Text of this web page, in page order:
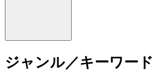
ジャンル／キーワード